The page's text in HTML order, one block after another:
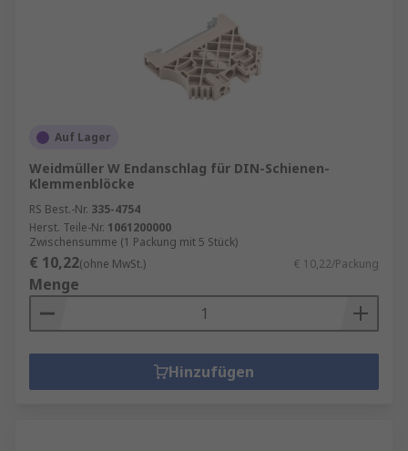
Auf Lager
Weidmüller W Endanschlag für DIN-Schienen-
Klemmenblöcke
RS Best.-Nr. 335-4754
Herst. Teile-Nr. 1061200000
Zwischensumme (1 Packung mit 5 Stück)
€ 10,22(ohne MwSt.) € 10,22/Packung
Menge
Hinzufügen